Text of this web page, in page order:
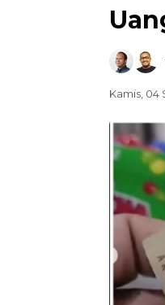
Kamis, 04